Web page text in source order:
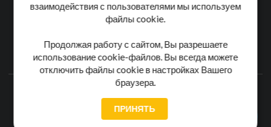
Главная Каталог Блог Доставка и оплата
Контакты
Для пластика
Универсальные
взаимодействия с пользователями мы используем
файлы cookie.
Продолжая работу с сайтом, Вы разрешаете
использование cookie-файлов. Вы всегда можете
отключить файлы cookie в настройках Вашего
браузера.
ПРИНЯТЬ